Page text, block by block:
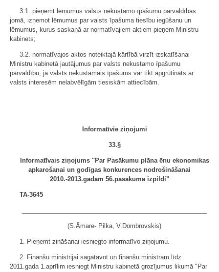
3.1. pieņemt lēmumus valsts nekustamo īpašumu pārvaldības
jomā, izņemot lēmumus par valsts īpašuma tiesību iegūšanu un
lēmumus, kurus saskaņā ar normatīvajiem aktiem pieņem Ministru
kabinets;
3.2. normatīvajos aktos noteiktajā kārtībā virzīt izskatīšanai
Ministru kabinetā jautājumus par valsts nekustamo īpašumu
pārvaldību, ja valsts nekustamais īpašums var tikt apgrūtināts ar
valsts interesēm nelabvēlīgām tiesiskām attiecībām.
Informatīvie ziņojumi
33.§
Informatīvais ziņojums "Par Pasākumu plāna ēnu ekonomikas
apkarošanai un godīgas konkurences nodrošināšanai
2010.-2013.gadam 56.pasākuma izpildi"
TA-3645
(S.Āmare- Pilka, V.Dombrovskis)
1. Pieņemt zināšanai iesniegto informatīvo ziņojumu.
2. Finanšu ministrijai sagatavot un finanšu ministram līdz
2011.gada 1.aprīlim iesniegt Ministru kabinetā grozījumus likumā "Par